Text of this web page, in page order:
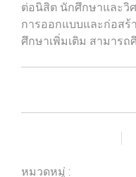
ต่อนิสิต นักศึกษาและวิ
การออกแบบและก่อสร้
ศึกษาเพิ่มเติม สามารถ
หมวดหมู่ :